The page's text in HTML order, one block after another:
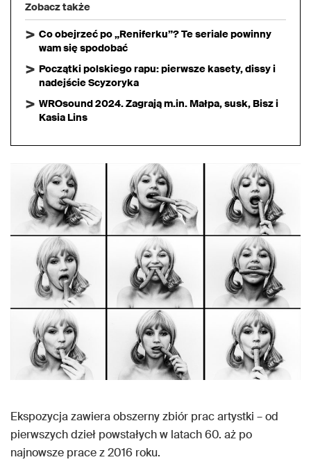
Zobacz także
Co obejrzeć po „Reniferku”? Te seriale powinny
wam się spodobać
Początki polskiego rapu: pierwsze kasety, dissy i
nadejście Scyzoryka
WROsound 2024. Zagrają m.in. Małpa, susk, Bisz i
Kasia Lins
Ekspozycja zawiera obszerny zbiór prac artystki – od
pierwszych dzieł powstałych w latach 60. aż po
najnowsze prace z 2016 roku.